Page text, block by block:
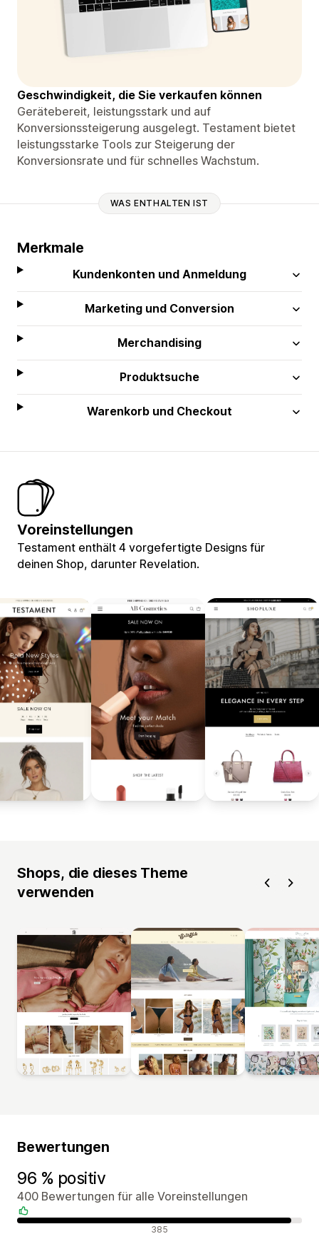
Geschwindigkeit, die Sie verkaufen können
Gerätebereit, leistungsstark und auf
Konversionssteigerung ausgelegt. Testament bietet
leistungsstarke Tools zur Steigerung der
Konversionsrate und für schnelles Wachstum.
WAS ENTHALTEN IST
Merkmale
Kundenkonten und Anmeldung
Marketing und Conversion
Merchandising
Produktsuche
Warenkorb und Checkout
Voreinstellungen
Testament enthält 4 vorgefertigte Designs für
deinen Shop, darunter Revelation.
Shops, die dieses Theme
verwenden
Bewertungen
96 % positiv
400 Bewertungen für alle Voreinstellungen
Positive Bewertungen 385